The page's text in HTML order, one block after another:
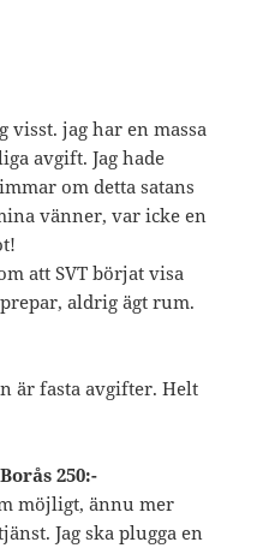
visst. jag har en massa
avgift. Jag hade
om detta satans
vänner, var icke en
att SVT börjat visa
aldrig ägt rum.
är fasta avgifter. Helt
250:-
möjligt, ännu mer
Jag ska plugga en